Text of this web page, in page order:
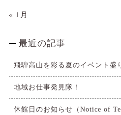
« 1月
最近の記事
飛騨高山を彩る夏のイベント盛
地域お仕事発見隊！
休館日のお知らせ（Notice of